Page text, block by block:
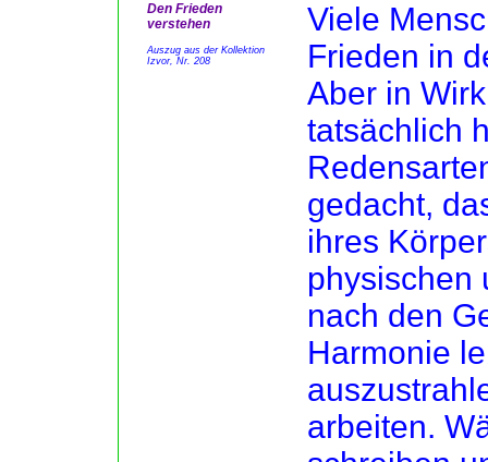
Den Frieden
verstehen
Auszug aus der Kollektion
Izvor, Nr. 208
Viele
Frieden in
Aber in
tatsächlich
gedacht,
ihres
physischen
nach den
Harmonie
arbeiten.